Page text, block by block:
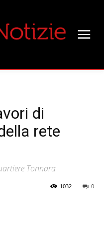
di
rete
Tonnara
0
1032